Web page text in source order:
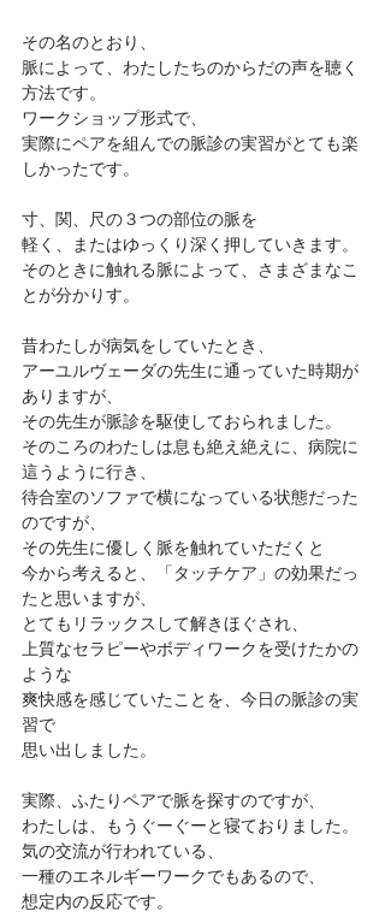
その名のとおり、
脈によって、わたしたちのからだの声を聴く
方法です。
ワークショップ形式で、
実際にペアを組んでの脈診の実習がとても楽
しかったです。
寸、関、尺の３つの部位の脈を
軽く、またはゆっくり深く押していきます。
そのときに触れる脈によって、さまざまなこ
とが分かりす。
昔わたしが病気をしていたとき、
アーユルヴェーダの先生に通っていた時期が
ありますが、
その先生が脈診を駆使しておられました。
そのころのわたしは息も絶え絶えに、病院に
這うように行き、
待合室のソファで横になっている状態だった
のですが、
その先生に優しく脈を触れていただくと
今から考えると、「タッチケア」の効果だっ
たと思いますが、
とてもリラックスして解きほぐされ、
上質なセラピーやボディワークを受けたかの
ような
爽快感を感じていたことを、今日の脈診の実
習で
思い出しました。
実際、ふたりペアで脈を探すのですが、
わたしは、もうぐーぐーと寝ておりました。
気の交流が行われている、
一種のエネルギーワークでもあるので、
想定内の反応です。